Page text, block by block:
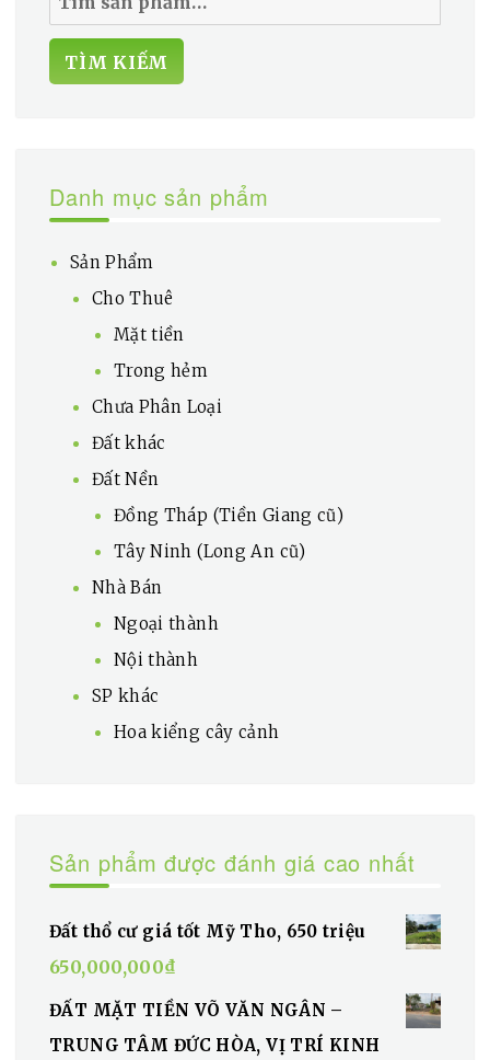
kiếm:
TÌM KIẾM
Danh mục sản phẩm
Sản Phẩm
Cho Thuê
Mặt tiền
Trong hẻm
Chưa Phân Loại
Đất khác
Đất Nền
Đồng Tháp (Tiền Giang cũ)
Tây Ninh (Long An cũ)
Nhà Bán
Ngoại thành
Nội thành
SP khác
Hoa kiểng cây cảnh
Sản phẩm được đánh giá cao nhất
Đất thổ cư giá tốt Mỹ Tho, 650 triệu
650,000,000₫
ĐẤT MẶT TIỀN VÕ VĂN NGÂN –
TRUNG TÂM ĐỨC HÒA, VỊ TRÍ KINH